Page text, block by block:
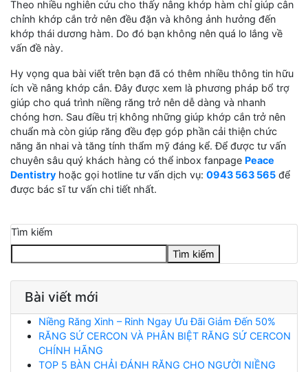
Theo nhiều nghiên cứu cho thấy nâng khớp hàm chỉ giúp cân
chỉnh khớp cắn trở nên đều đặn và không ảnh hưởng đến
khớp thái dương hàm. Do đó bạn không nên quá lo lắng về
vấn đề này.
Hy vọng qua bài viết trên bạn đã có thêm nhiều thông tin hữu
ích về nâng khớp cắn. Đây được xem là phương pháp bổ trợ
giúp cho quá trình niềng răng trở nên dễ dàng và nhanh
chóng hơn. Sau điều trị không những giúp khớp cắn trở nên
chuẩn mà còn giúp răng đều đẹp góp phần cải thiện chức
năng ăn nhai và tăng tính thẩm mỹ đáng kể. Để được tư vấn
chuyên sâu quý khách hàng có thể inbox fanpage Peace
Dentistry hoặc gọi hotline tư vấn dịch vụ: 0943 563 565 để
được bác sĩ tư vấn chi tiết nhất.
Tìm kiếm
Tìm kiếm
Bài viết mới
Niềng Răng Xinh – Rinh Ngay Ưu Đãi Giảm Đến 50%
RĂNG SỨ CERCON VÀ PHÂN BIỆT RĂNG SỨ CERCON
CHÍNH HÃNG
TOP 5 BÀN CHẢI ĐÁNH RĂNG CHO NGƯỜI NIỀNG